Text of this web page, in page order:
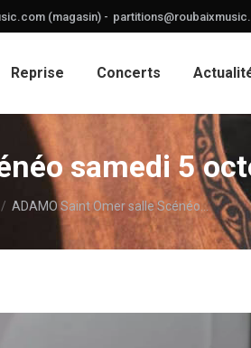
(magasin) -
Reprise Concerts
samedi 5
ADAMO Saint Omer salle Scénéo…